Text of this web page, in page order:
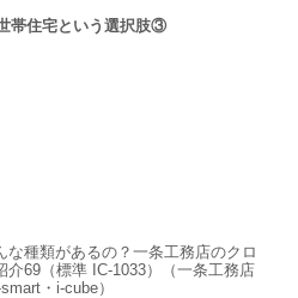
帯住宅という選択肢③
な種類があるの？一条工務店のクロ
介69（標準 IC-1033）（一条工務店
・i-cube）